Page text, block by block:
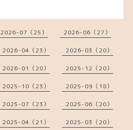
2026-07（25） 2026-06（27）
2026-04（23） 2026-03（20）
2026-01（20） 2025-12（20）
2025-10（23） 2025-09（18）
2025-07（23） 2025-06（20）
2025-04（21） 2025-03（20）